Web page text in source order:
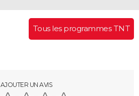
Tous les programmes TNT
AJOUTER UN AVIS